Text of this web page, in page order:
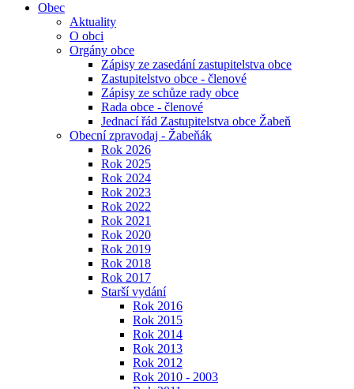
Obec
Aktuality
O obci
Orgány obce
Zápisy ze zasedání zastupitelstva obce
Zastupitelstvo obce - členové
Zápisy ze schůze rady obce
Rada obce - členové
Jednací řád Zastupitelstva obce Žabeň
Obecní zpravodaj - Žabeňák
Rok 2026
Rok 2025
Rok 2024
Rok 2023
Rok 2022
Rok 2021
Rok 2020
Rok 2019
Rok 2018
Rok 2017
Starší vydání
Rok 2016
Rok 2015
Rok 2014
Rok 2013
Rok 2012
Rok 2010 - 2003